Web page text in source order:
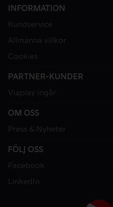
INFORMATION
Kundservice
Allmänna villkor
Cookies
PARTNER-KUNDER
Viaplay ingår
OM OSS
Press & Nyheter
FÖLJ OSS
Facebook
LinkedIn